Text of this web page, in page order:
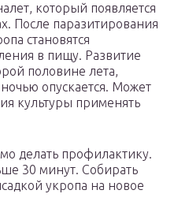
который появляется
После паразитирования
становятся
в пищу. Развитие
половине лета,
опускается. Может
культуры применять
делать профилактику.
30 минут. Собирать
укропа на новое